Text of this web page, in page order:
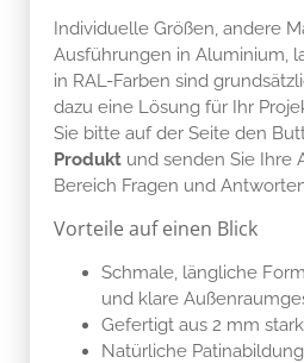
Individuelle Größen, andere
Ausführungen in Aluminium,
in RAL-Farben sind
dazu eine Lösung für Ihr
Sie bitte auf der Seite den
Produkt und senden Sie Ihre
Bereich Fragen und
Vorteile auf einen Blick
Schmale, längliche
und klare
Gefertigt aus 2 mm
Natürliche